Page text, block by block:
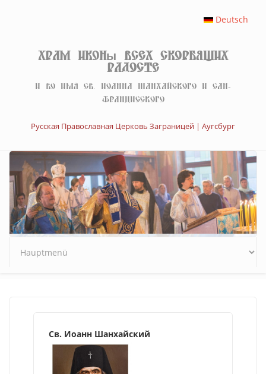
Deutsch
Храм иконы Всех скорбящих
Радосте
И во имя св. Иоанна Шанхайского и Сан-
Францисского
Русская Православная Церковь Заграницей | Аугсбург
Св. Иоанн Шанхайский